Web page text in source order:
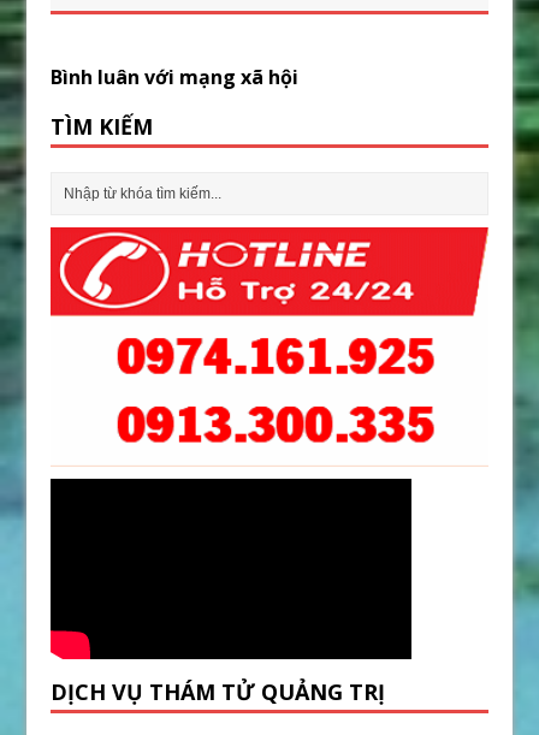
Bình luân với mạng xã hội
TÌM KIẾM
DỊCH VỤ THÁM TỬ QUẢNG TRỊ